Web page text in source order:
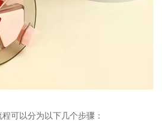
可以分为以下几个步骤：